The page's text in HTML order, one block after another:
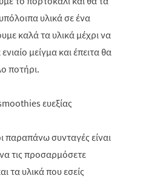
υλικά σε ένα
καλά τα υλικά μέχρι να
μείγμα και έπειτα θα
ποτήρι.
παραπάνω συνταγές είναι
να τις προσαρμόσετε
τα υλικά που εσείς